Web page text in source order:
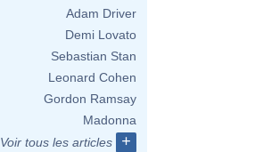
Adam Driver
Demi Lovato
Sebastian Stan
Leonard Cohen
Gordon Ramsay
Madonna
Voir tous les articles
+